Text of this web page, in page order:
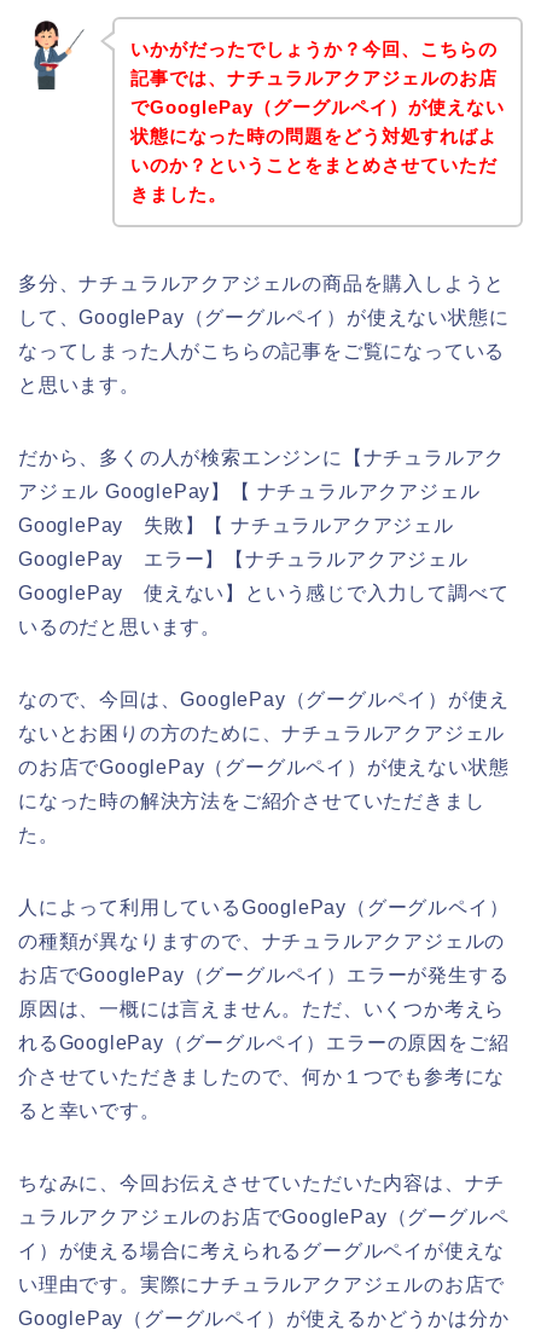
いかがだったでしょうか？今回、こちらの
記事では、ナチュラルアクアジェルのお店
でGooglePay（グーグルペイ）が使えない
状態になった時の問題をどう対処すればよ
いのか？ということをまとめさせていただ
きました。
多分、ナチュラルアクアジェルの商品を購入しようと
して、GooglePay（グーグルペイ）が使えない状態に
なってしまった人がこちらの記事をご覧になっている
と思います。
だから、多くの人が検索エンジンに【ナチュラルアク
アジェル GooglePay】【 ナチュラルアクアジェル
GooglePay 失敗】【 ナチュラルアクアジェル
GooglePay エラー】【ナチュラルアクアジェル
GooglePay 使えない】という感じで入力して調べて
いるのだと思います。
なので、今回は、GooglePay（グーグルペイ）が使え
ないとお困りの方のために、ナチュラルアクアジェル
のお店でGooglePay（グーグルペイ）が使えない状態
になった時の解決方法をご紹介させていただきまし
た。
人によって利用しているGooglePay（グーグルペイ）
の種類が異なりますので、ナチュラルアクアジェルの
お店でGooglePay（グーグルペイ）エラーが発生する
原因は、一概には言えません。ただ、いくつか考えら
れるGooglePay（グーグルペイ）エラーの原因をご紹
介させていただきましたので、何か１つでも参考にな
ると幸いです。
ちなみに、今回お伝えさせていただいた内容は、ナチ
ュラルアクアジェルのお店でGooglePay（グーグルペ
イ）が使える場合に考えられるグーグルペイが使えな
い理由です。実際にナチュラルアクアジェルのお店で
GooglePay（グーグルペイ）が使えるかどうかは分か